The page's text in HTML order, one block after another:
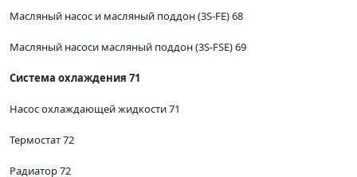
Масляный насос и масляный поддон (3S-FE) 68
Масляный насоси масляный поддон (3S-FSE) 69
Система охлаждения 71
Насос охлаждающей жидкости 71
Термостат 72
Радиатор 72